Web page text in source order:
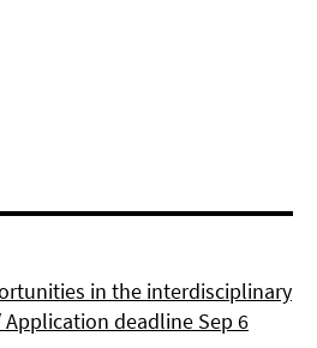
in the interdisciplinary
deadline Sep 6